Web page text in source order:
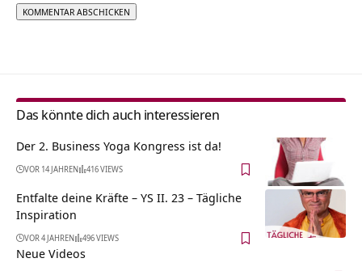
Das könnte dich auch interessieren
Der 2. Business Yoga Kongress ist da!
VOR 14 JAHREN 416 VIEWS
Entfalte deine Kräfte – YS II. 23 – Tägliche
Inspiration
VOR 4 JAHREN 496 VIEWS
Neue Videos